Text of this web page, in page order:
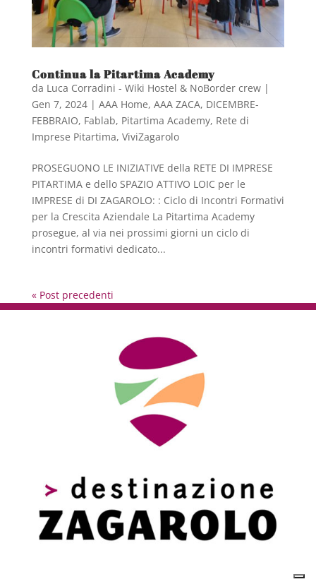
Continua la Pitartima Academy
da Luca Corradini - Wiki Hostel & NoBorder crew|
Gen 7, 2024| AAA Home, AAA ZACA, DICEMBRE-
FEBBRAIO, Fablab, Pitartima Academy, Rete di
Imprese Pitartima, ViviZagarolo
PROSEGUONO LE INIZIATIVE della RETE DI IMPRESE
PITARTIMA e dello SPAZIO ATTIVO LOIC per le
IMPRESE di DI ZAGAROLO: : Ciclo di Incontri Formativi
per la Crescita Aziendale La Pitartima Academy
prosegue, al via nei prossimi giorni un ciclo di
incontri formativi dedicato...
« Post precedenti